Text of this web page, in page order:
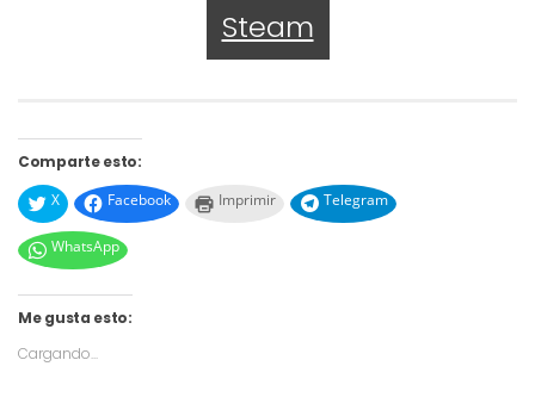
Steam
Comparte esto:
X
Facebook Imprimir Telegram
WhatsApp
Me gusta esto:
Cargando...